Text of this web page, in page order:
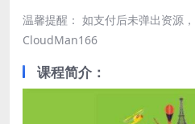
温馨提醒： 如支付后未弹出资源
CloudMan166
课程简介：